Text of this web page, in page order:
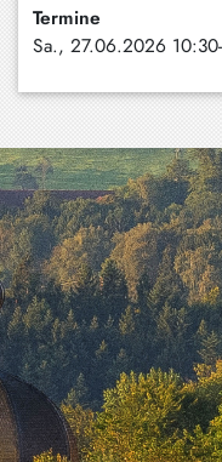
Termine
Sa., 27.06.2026